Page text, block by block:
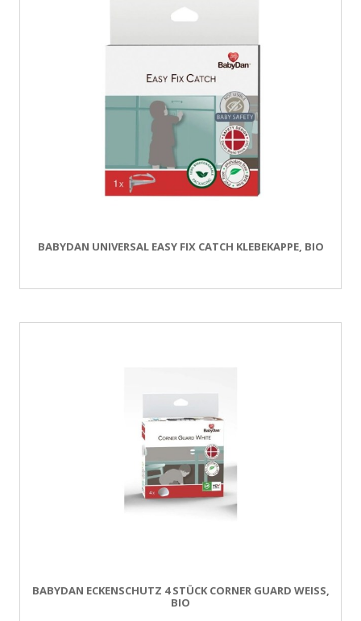
BABYDAN UNIVERSAL EASY FIX CATCH KLEBEKAPPE, BIO
BABYDAN ECKENSCHUTZ 4 STÜCK CORNER GUARD WEISS, B
IO